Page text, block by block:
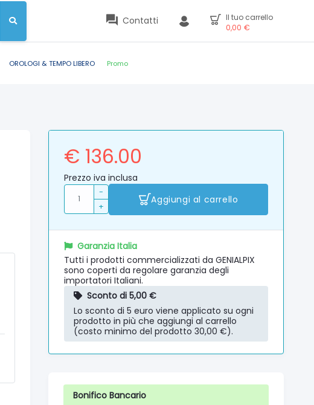
Contatti
Il tuo carrello
0,00 €
OROLOGI & TEMPO LIBERO Promo
€ 136.00
Prezzo iva inclusa
-
+
Aggiungi al carrello
Garanzia Italia
Tutti i prodotti commercializzati da GENIALPIX
sono coperti da regolare garanzia degli
importatori Italiani.
Sconto di 5,00 €
Lo sconto di 5 euro viene applicato su ogni
prodotto in più che aggiungi al carrello
(costo minimo del prodotto 30,00 €).
Bonifico Bancario